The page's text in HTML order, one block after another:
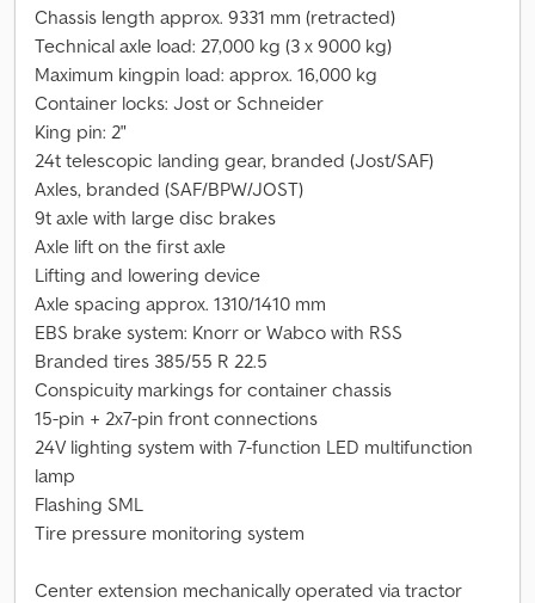
Chassis length approx. 9331 mm (retracted)
Technical axle load: 27,000 kg (3 x 9000 kg)
Maximum kingpin load: approx. 16,000 kg
Container locks: Jost or Schneider
King pin: 2"
24t telescopic landing gear, branded (Jost/SAF)
Axles, branded (SAF/BPW/JOST)
9t axle with large disc brakes
Axle lift on the first axle
Lifting and lowering device
Axle spacing approx. 1310/1410 mm
EBS brake system: Knorr or Wabco with RSS
Branded tires 385/55 R 22.5
Conspicuity markings for container chassis
15-pin + 2x7-pin front connections
24V lighting system with 7-function LED multifunction
lamp
Flashing SML
Tire pressure monitoring system
Center extension mechanically operated via tractor